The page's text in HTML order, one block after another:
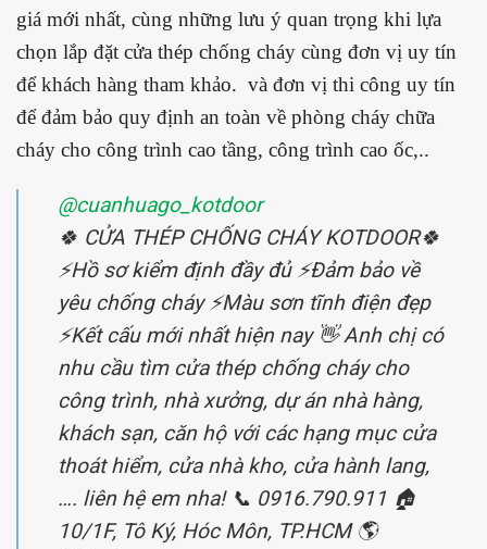
giá mới nhất, cùng những lưu ý quan trọng khi lựa
chọn lắp đặt cửa thép chống cháy cùng đơn vị uy tín
để khách hàng tham khảo. và đơn vị thi công uy tín
để đảm bảo quy định an toàn về phòng cháy chữa
cháy cho công trình cao tầng, công trình cao ốc,..
@cuanhuago_kotdoor
🍀 CỬA THÉP CHỐNG CHÁY KOTDOOR🍀
⚡️Hồ sơ kiểm định đầy đủ ⚡️Đảm bảo về
yêu chống cháy ⚡️Màu sơn tĩnh điện đẹp
⚡️Kết cấu mới nhất hiện nay 👋 Anh chị có
nhu cầu tìm cửa thép chống cháy cho
công trình, nhà xưởng, dự án nhà hàng,
khách sạn, căn hộ với các hạng mục cửa
thoát hiểm, cửa nhà kho, cửa hành lang,
…. liên hệ em nha! 📞 0916.790.911 🏠
10/1F, Tô Ký, Hóc Môn, TP.HCM 🌎